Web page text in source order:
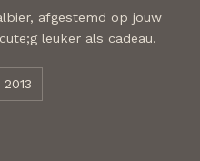
afgestemd op jouw
leuker als cadeau.